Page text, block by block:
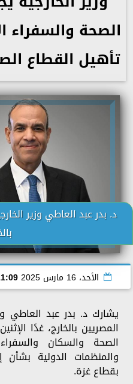
الصحة والسفراء
تأهيل القطاع
د. بدر عبد العاطي وزير
الأحد، 16 مارس 2025 11:09
يشارك د. بدر عبد العاطي
المصريين بالخارج، غدًا
الصحة والسكان
والمنظمات الدولية
بقطاع غزة.